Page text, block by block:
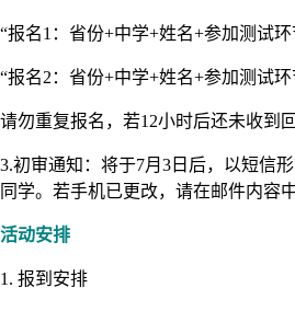
“报名1：省份+中学+姓名+参加测试环
“报名2：省份+中学+姓名+参加测试
请勿重复报名，若12小时后还未收到
3.初审通知：将于7月3日后，以短信
同学。若手机已更改，请在邮件内容中
活动安排
1. 报到安排